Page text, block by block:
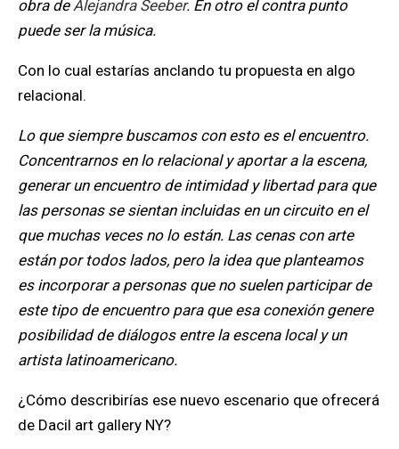
obra de Alejandra Seeber. En otro el contra punto
puede ser la música.
Con lo cual estarías anclando tu propuesta en algo
relacional.
Lo que siempre buscamos con esto es el encuentro.
Concentrarnos en lo relacional y aportar a la escena,
generar un encuentro de intimidad y libertad para que
las personas se sientan incluidas en un circuito en el
que muchas veces no lo están. Las cenas con arte
están por todos lados, pero la idea que planteamos
es incorporar a personas que no suelen participar de
este tipo de encuentro para que esa conexión genere
posibilidad de diálogos entre la escena local y un
artista latinoamericano.
¿Cómo describirías ese nuevo escenario que ofrecerá
de Dacil art gallery NY?